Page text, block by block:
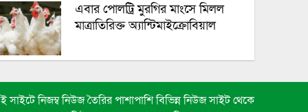
এবার পোলট্রি মুরগির মাংসে মিলল
মাত্রাতিরিক্ত অ্যান্টিমাইক্রোবিয়াল
বিজ্ঞপ্তি
সাইটে নিজম্ব নিউজ তৈরির পাশাপাশি বিভিন্ন নিউজ সাইট থেকে